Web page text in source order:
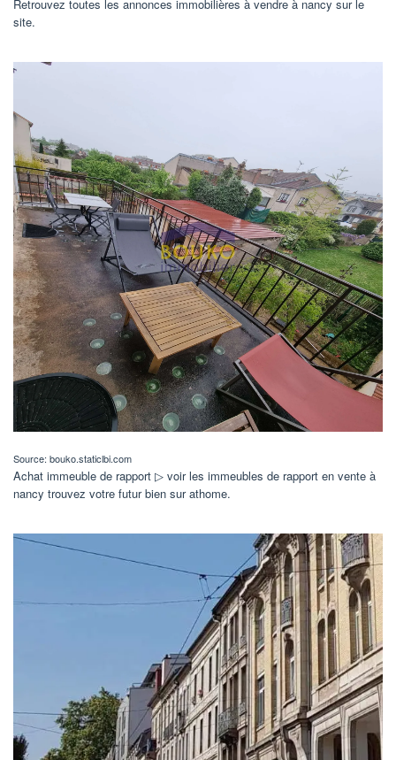
Retrouvez toutes les annonces immobilières à vendre à nancy sur le
site.
Source: bouko.staticlbi.com
Achat immeuble de rapport ▷ voir les immeubles de rapport en vente à
nancy trouvez votre futur bien sur athome.